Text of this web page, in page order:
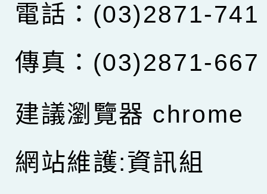
電話：(03)2871-741
傳真：(03)2871-667
建議瀏覽器 chrome
網站維護:資訊組